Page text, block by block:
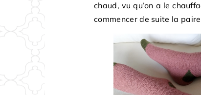
chaud, vu qu’on a le
commencer de suite la